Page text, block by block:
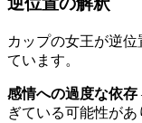
カップの女王が逆
ています。
感情への過度な依存
ぎている可能性が